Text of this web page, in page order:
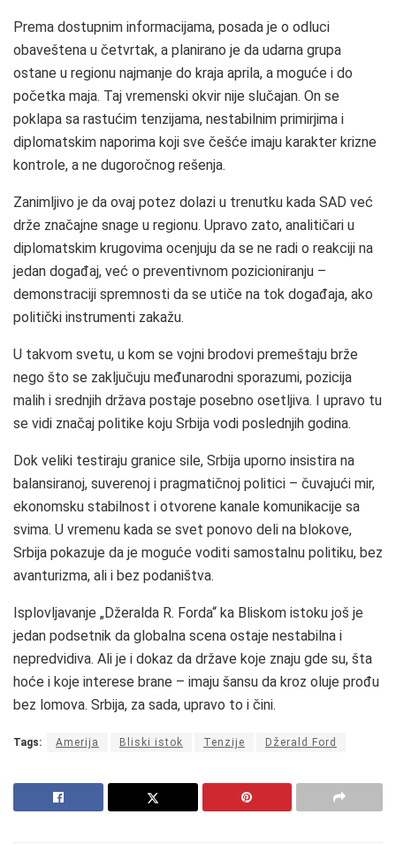
Prema dostupnim informacijama, posada je o odluci
obaveštena u četvrtak, a planirano je da udarna grupa
ostane u regionu najmanje do kraja aprila, a moguće i do
početka maja. Taj vremenski okvir nije slučajan. On se
poklapa sa rastućim tenzijama, nestabilnim primirjima i
diplomatskim naporima koji sve češće imaju karakter krizne
kontrole, a ne dugoročnog rešenja.
Zanimljivo je da ovaj potez dolazi u trenutku kada SAD već
drže značajne snage u regionu. Upravo zato, analitičari u
diplomatskim krugovima ocenjuju da se ne radi o reakciji na
jedan događaj, već o preventivnom pozicioniranju –
demonstraciji spremnosti da se utiče na tok događaja, ako
politički instrumenti zakažu.
U takvom svetu, u kom se vojni brodovi premeštaju brže
nego što se zaključuju međunarodni sporazumi, pozicija
malih i srednjih država postaje posebno osetljiva. I upravo tu
se vidi značaj politike koju Srbija vodi poslednjih godina.
Dok veliki testiraju granice sile, Srbija uporno insistira na
balansiranoj, suverenoj i pragmatičnoj politici – čuvajući mir,
ekonomsku stabilnost i otvorene kanale komunikacije sa
svima. U vremenu kada se svet ponovo deli na blokove,
Srbija pokazuje da je moguće voditi samostalnu politiku, bez
avanturizma, ali i bez podaništva.
Isplovljavanje „Džeralda R. Forda“ ka Bliskom istoku još je
jedan podsetnik da globalna scena ostaje nestabilna i
nepredvidiva. Ali je i dokaz da države koje znaju gde su, šta
hoće i koje interese brane – imaju šansu da kroz oluje prođu
bez lomova. Srbija, za sada, upravo to i čini.
Tags: Amerija Bliski istok Tenzije Džerald Ford